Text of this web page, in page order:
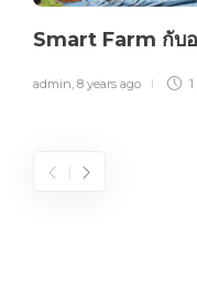
Smart Farm กับ
admin, 8 years ago